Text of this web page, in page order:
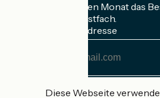
Erhalten Sie jeden Monat das
Rad in Ihrem Postfach.
Meine E-Mail-Adresse
AdresseDiese Webseite